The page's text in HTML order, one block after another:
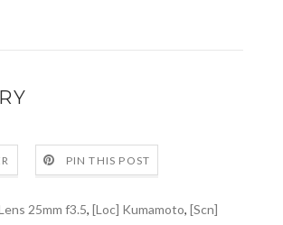
PIN THIS POST
25mm f3.5, [Loc] Kumamoto, [Scn]